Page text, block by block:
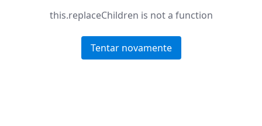
this.replaceChildren is not a function
Tentar novamente